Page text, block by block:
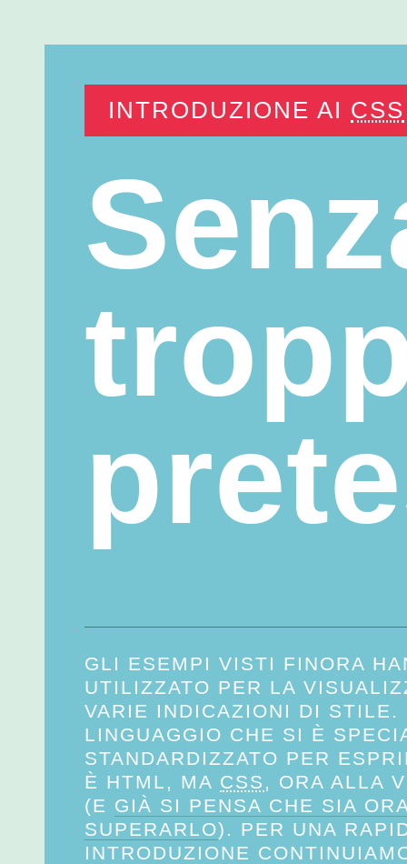
INTRODUZIONE AI CSS
GLI ESEMPI VISTI FINORA
UTILIZZATO PER LA
VARIE INDICAZIONI DI STILE.
LINGUAGGIO CHE SI È
STANDARDIZZATO PER
È HTML, MA CSS , ORA ALLA
(E GIÀ SI PENSA CHE SIA
SUPERARLO). PER UNA
INTRODUZIONE